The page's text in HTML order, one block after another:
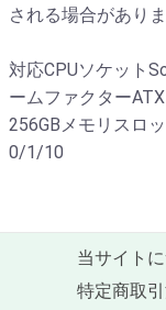
される場合がありま
対応CPUソケット
ームファクター
256GBメモリスロ
0/1/10
当サイト
特定商取